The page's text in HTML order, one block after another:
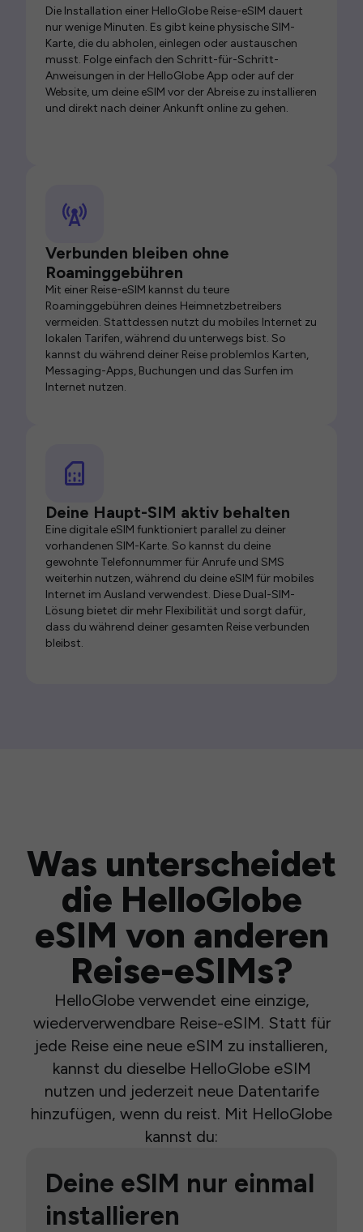
Die Installation einer HelloGlobe Reise-eSIM dauert
nur wenige Minuten. Es gibt keine physische SIM-
Karte, die du abholen, einlegen oder austauschen
musst. Folge einfach den Schritt-für-Schritt-
Anweisungen in der HelloGlobe App oder auf der
Website, um deine eSIM vor der Abreise zu installieren
und direkt nach deiner Ankunft online zu gehen.
Verbunden bleiben ohne
Roaminggebühren
Mit einer Reise-eSIM kannst du teure
Roaminggebühren deines Heimnetzbetreibers
vermeiden. Stattdessen nutzt du mobiles Internet zu
lokalen Tarifen, während du unterwegs bist. So
kannst du während deiner Reise problemlos Karten,
Messaging-Apps, Buchungen und das Surfen im
Internet nutzen.
Deine Haupt-SIM aktiv behalten
Eine digitale eSIM funktioniert parallel zu deiner
vorhandenen SIM-Karte. So kannst du deine
gewohnte Telefonnummer für Anrufe und SMS
weiterhin nutzen, während du deine eSIM für mobiles
Internet im Ausland verwendest. Diese Dual-SIM-
Lösung bietet dir mehr Flexibilität und sorgt dafür,
dass du während deiner gesamten Reise verbunden
bleibst.
Was unterscheidet
die HelloGlobe
eSIM von anderen
Reise-eSIMs?
HelloGlobe verwendet eine einzige,
wiederverwendbare Reise-eSIM. Statt für
jede Reise eine neue eSIM zu installieren,
kannst du dieselbe HelloGlobe eSIM
nutzen und jederzeit neue Datentarife
hinzufügen, wenn du reist. Mit HelloGlobe
kannst du:
Deine eSIM nur einmal
installieren